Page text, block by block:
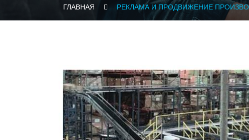
ГЛАВНАЯ РЕКЛАМА И ПРОДВИЖЕНИЕ